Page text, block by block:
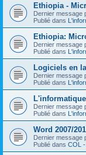
Ethiopia -
Dernier message
Publié dans
Ethiopia:
Dernier message
Publié dans
Logiciels en
Dernier message
Publié dans
Dernier message
Publié dans
Word 2007/
Dernier message
Publié dans COL